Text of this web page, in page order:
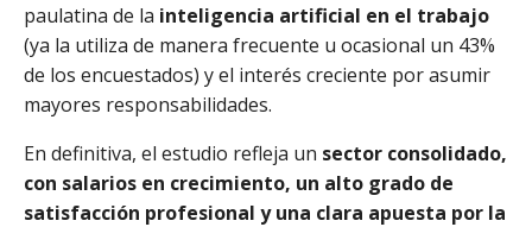
paulatina de la inteligencia artificial en el trabajo
(ya la utiliza de manera frecuente u ocasional un 43%
de los encuestados) y el interés creciente por asumir
mayores responsabilidades.
En definitiva, el estudio refleja un sector consolidado,
con salarios en crecimiento, un alto grado de
satisfacción profesional y una clara apuesta por la